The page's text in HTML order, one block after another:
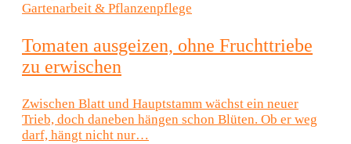
Gartenarbeit & Pflanzenpflege
Tomaten ausgeizen, ohne Fruchttriebe
zu erwischen
Zwischen Blatt und Hauptstamm wächst ein neuer
Trieb, doch daneben hängen schon Blüten. Ob er weg
darf, hängt nicht nur…